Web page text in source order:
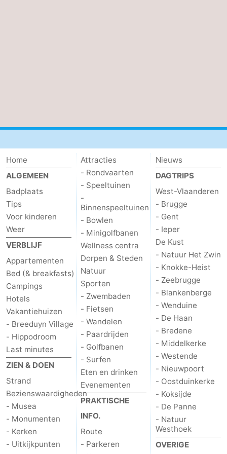
Home
ALGEMEEN
Badplaats
Tips
Voor kinderen
Weer
VERBLIJF
Appartementen
Bed (& breakfasts)
Campings
Hotels
Vakantiehuizen
- Breeduyn Village
- Hippodroom
Last minutes
ZIEN & DOEN
Strand
Bezienswaardigheden
- Musea
- Monumenten
- Kerken
- Uitkijkpunten
Attracties
- Rondvaarten
- Speeltuinen
-
Binnenspeeltuinen
- Bowlen
- Minigolfbanen
Wellness centra
Dorpen & Steden
Natuur
Sporten
- Zwembaden
- Fietsen
- Wandelen
- Paardrijden
- Golfbanen
- Surfen
Eten en drinken
Evenementen
PRAKTISCHE
INFO.
Route
- Parkeren
Nieuws
DAGTRIPS
West-Vlaanderen
- Brugge
- Gent
- Ieper
De Kust
- Natuur Het Zwin
- Knokke-Heist
- Zeebrugge
- Blankenberge
- Wenduine
- De Haan
- Bredene
- Middelkerke
- Westende
- Nieuwpoort
- Oostduinkerke
- Koksijde
- De Panne
- Natuur
Westhoek
OVERIGE